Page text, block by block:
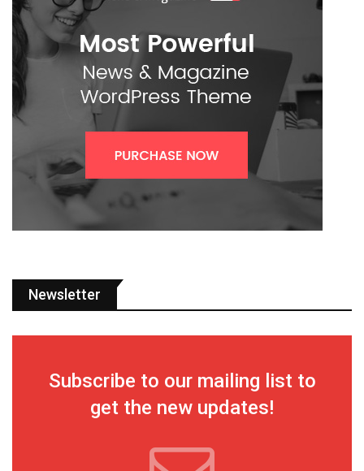
Newsletter
Subscribe to our mailing list to
get the new updates!